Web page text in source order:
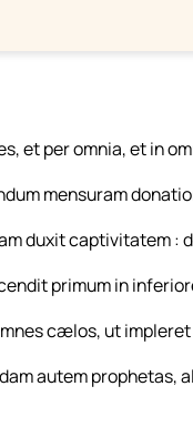
et per omnia, et in
mensuram
duxit captivitatem :
primum in
cælos, ut impleret
autem prophetas,